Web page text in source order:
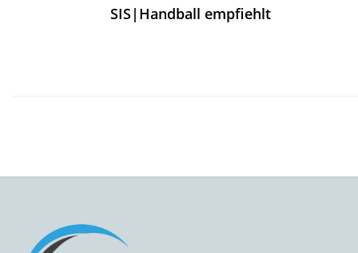
SIS|Handball empfiehlt